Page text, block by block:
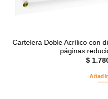
Cartelera Doble Acrílico con
páginas
$